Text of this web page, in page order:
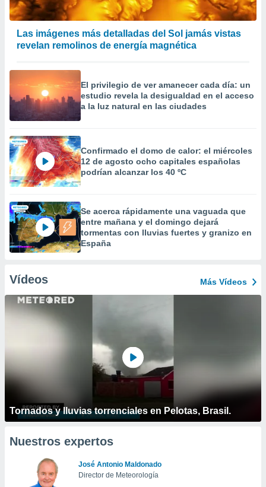
Las imágenes más detalladas del Sol jamás vistas
revelan remolinos de energía magnética
El privilegio de ver amanecer cada día: un
estudio revela la desigualdad en el acceso
a la luz natural en las ciudades
Confirmado el domo de calor: el miércoles
12 de agosto ocho capitales españolas
podrían alcanzar los 40 ºC
Se acerca rápidamente una vaguada que
entre mañana y el domingo dejará
tormentas con lluvias fuertes y granizo en
España
Vídeos Más Vídeos
Tornados y lluvias torrenciales en Pelotas, Brasil.
Nuestros expertos
José Antonio Maldonado
Director de Meteorología